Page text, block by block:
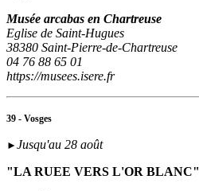
Musée arcabas en Chartreuse
Eglise de Saint-Hugues
38380 Saint-Pierre-de-Chartreuse
04 76 88 65 01
https://musees.isere.fr
39 - Vosges
► Jusqu'au 28 août
"LA RUEE VERS L'OR BLANC"